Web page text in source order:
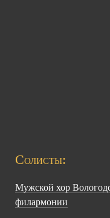
Солисты:
Мужской хор
филармонии